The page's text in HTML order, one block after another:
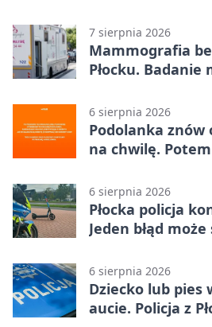
7 sierpnia 2026
Mammografia
Płocku.
6 sierpnia 2026
Podolanka
na chwilę.
6 sierpnia 2026
Płocka policja
Jeden błąd
6 sierpnia 2026
Dziecko lub pies
aucie. Policja z